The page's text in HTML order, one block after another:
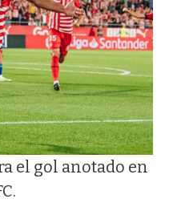
el gol anotado en